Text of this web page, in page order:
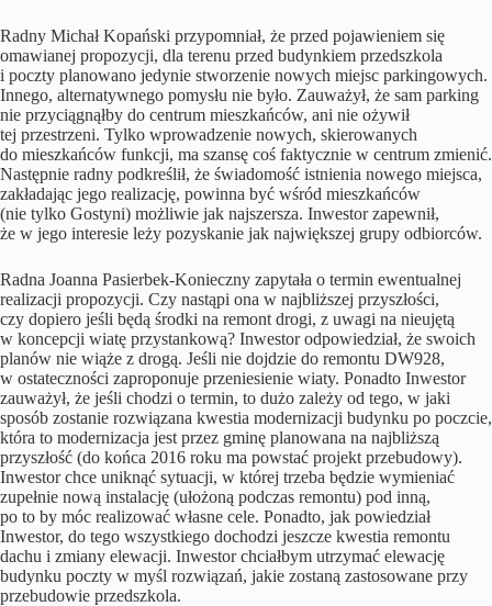
Radny Michał Kopański przypomniał, że przed pojawieniem się
omawianej propozycji, dla terenu przed budynkiem przedszkola
i poczty planowano jedynie stworzenie nowych miejsc parkingowych.
Innego, alternatywnego pomysłu nie było. Zauważył, że sam parking
nie przyciągnąłby do centrum mieszkańców, ani nie ożywił
tej przestrzeni. Tylko wprowadzenie nowych, skierowanych
do mieszkańców funkcji, ma szansę coś faktycznie w centrum zmienić.
Następnie radny podkreślił, że świadomość istnienia nowego miejsca,
zakładając jego realizację, powinna być wśród mieszkańców
(nie tylko Gostyni) możliwie jak najszersza. Inwestor zapewnił,
że w jego interesie leży pozyskanie jak największej grupy odbiorców.
Radna Joanna Pasierbek-Konieczny zapytała o termin ewentualnej
realizacji propozycji. Czy nastąpi ona w najbliższej przyszłości,
czy dopiero jeśli będą środki na remont drogi, z uwagi na nieujętą
w koncepcji wiatę przystankową? Inwestor odpowiedział, że swoich
planów nie wiąże z drogą. Jeśli nie dojdzie do remontu DW928,
w ostateczności zaproponuje przeniesienie wiaty. Ponadto Inwestor
zauważył, że jeśli chodzi o termin, to dużo zależy od tego, w jaki
sposób zostanie rozwiązana kwestia modernizacji budynku po poczcie,
która to modernizacja jest przez gminę planowana na najbliższą
przyszłość (do końca 2016 roku ma powstać projekt przebudowy).
Inwestor chce uniknąć sytuacji, w której trzeba będzie wymieniać
zupełnie nową instalację (ułożoną podczas remontu) pod inną,
po to by móc realizować własne cele. Ponadto, jak powiedział
Inwestor, do tego wszystkiego dochodzi jeszcze kwestia remontu
dachu i zmiany elewacji. Inwestor chciałbym utrzymać elewację
budynku poczty w myśl rozwiązań, jakie zostaną zastosowane przy
przebudowie przedszkola.